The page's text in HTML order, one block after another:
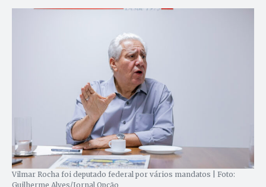
Vilmar Rocha foi deputado federal por vários mandatos | Foto:
Guilherme Alves/Jornal Opção